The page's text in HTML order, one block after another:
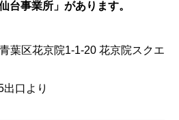
台事業所」があります。
葉区花京院1-1-20 花京院スクエ
口より